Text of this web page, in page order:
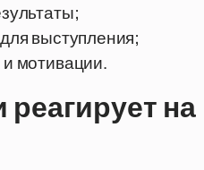
выступления;
мотивации.
на